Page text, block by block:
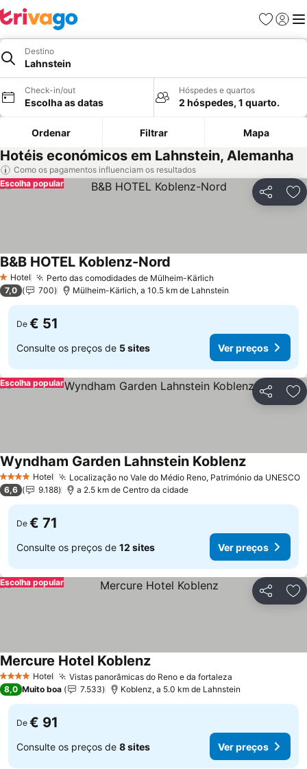
Favoritos
Iniciar
Destino
Lahnstein
Check-in/out
Escolha as datas
Hóspedes e quartos
2 hóspedes, 1 quarto.
Ordenar Filtrar Mapa
Hotéis económicos em Lahnstein, Alemanha
Como os pagamentos influenciam os resultados
Partilhar
Escolha popular
1 Estrelas
Hotel Perto das comodidades de Mülheim-KärlichVer preços
B&B HOTEL Koblenz-Nord
7,0 700 Mülheim-Kärlich, a 10.5 km de Lahnstein
De € 51
Consulte os preços de 5 sites Ver preços
Partilhar
Escolha popular
4 EstrelasHotel Localização no Vale do Médio Reno, Património da UNESCO
Wyndham Garden Lahnstein KoblenzVer preços
6,6 9.188 a 2.5 km de Centro da cidade
De € 71
Consulte os preços de 12 sites Ver preços
Partilhar
Escolha popular
4 EstrelasHotel Vistas panorâmicas do Reno e da fortaleza
Mercure Hotel KoblenzVer preços
8,0 Muito boa 7.533 Koblenz, a 5.0 km de Lahnstein
De € 91
Consulte os preços de 8 sites Ver preços